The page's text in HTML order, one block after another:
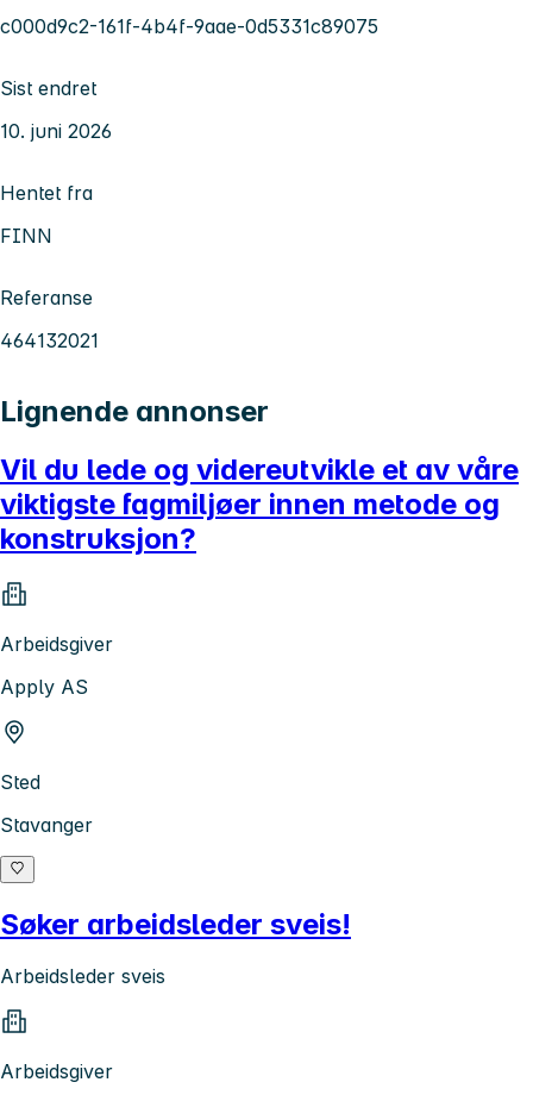
c000d9c2-161f-4b4f-9aae-0d5331c89075
Sist endret
10. juni 2026
Hentet fra
FINN
Referanse
464132021
Lignende annonser
Vil du lede og videreutvikle et av våre
viktigste fagmiljøer innen metode og
konstruksjon?
Arbeidsgiver
Apply AS
Sted
Stavanger
Søker arbeidsleder sveis!
Arbeidsleder sveis
Arbeidsgiver